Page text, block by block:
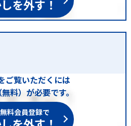
を外す！
ご覧いただくには
料）が必要です。
料会員登録で